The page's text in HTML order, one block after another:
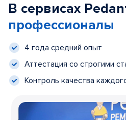
В сервисах
профессионалы
4 года средний опыт
Аттестация со строгими
Контроль качества